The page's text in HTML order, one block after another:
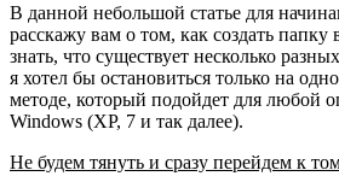
В данной небольшой статье для
расскажу вам о том, как создать
знать, что существует несколько
я хотел бы остановиться только на
методе, который подойдет для любой
Windows (XP, 7 и так далее).
Не будем тянуть и сразу перейдем к